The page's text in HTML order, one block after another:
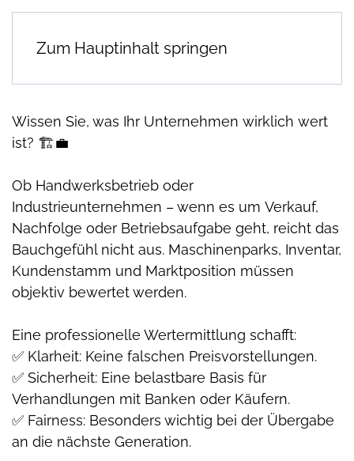
Zum Hauptinhalt springen
Wissen Sie, was Ihr Unternehmen wirklich wert
ist? 🏗️💼
Ob Handwerksbetrieb oder
Industrieunternehmen – wenn es um Verkauf,
Nachfolge oder Betriebsaufgabe geht, reicht das
Bauchgefühl nicht aus. Maschinenparks, Inventar,
Kundenstamm und Marktposition müssen
objektiv bewertet werden.
Eine professionelle Wertermittlung schafft:
✅ Klarheit: Keine falschen Preisvorstellungen.
✅ Sicherheit: Eine belastbare Basis für
Verhandlungen mit Banken oder Käufern.
✅ Fairness: Besonders wichtig bei der Übergabe
an die nächste Generation.